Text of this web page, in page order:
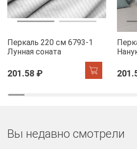
Перкаль 220 см 6793-1
Лунная соната
201.58 ₽
Вы недавно смотрели